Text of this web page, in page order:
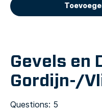
Gevels en
Gordijn-/
Questions: 5